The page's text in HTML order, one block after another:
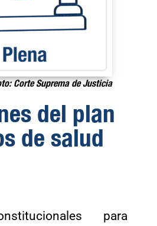
Corte Suprema de Justicia
del plan
de salud
para